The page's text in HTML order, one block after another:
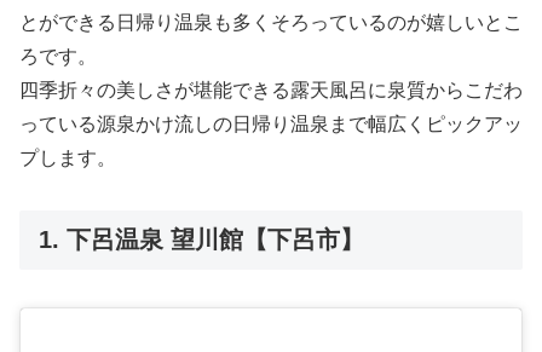
とができる日帰り温泉も多くそろっているのが嬉しいとこ
ろです。
四季折々の美しさが堪能できる露天風呂に泉質からこだわ
っている源泉かけ流しの日帰り温泉まで幅広くピックアッ
プします。
1. 下呂温泉 望川館【下呂市】